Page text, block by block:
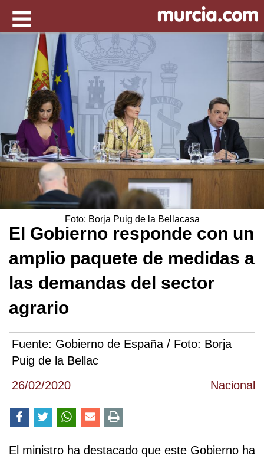
26/02/2020 Nacional
El Gobierno responde con un
amplio paquete de medidas a
las demandas del sector
agrario
Fuente: Gobierno de España / Foto: Borja
Puig de la Bellac
El ministro ha destacado que este Gobierno ha
Foto: Borja Puig de la Bellacasa